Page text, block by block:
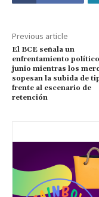
Previous article
El BCE señala un
enfrentamiento
junio mientras los
sopesan la subida de
frente al escenario de
retención